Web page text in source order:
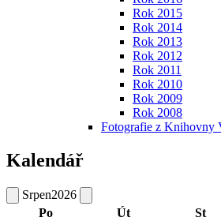
Rok 2015
Rok 2014
Rok 2013
Rok 2012
Rok 2011
Rok 2010
Rok 2009
Rok 2008
Fotografie z Knihovny
Kalendář
Srpen2026
Po
Út St